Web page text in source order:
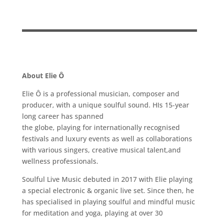
About Elie Ô
Elie Ô is a professional musician, composer and
producer, with a unique soulful sound. HIs 15-year
long career has spanned
the globe, playing for internationally recognised
festivals and luxury events as well as collaborations
with various singers, creative musical talent,and
wellness professionals.
Soulful Live Music debuted in 2017 with Elie playing
a special electronic & organic live set. Since then, he
has specialised in playing soulful and mindful music
for meditation and yoga, playing at over 30